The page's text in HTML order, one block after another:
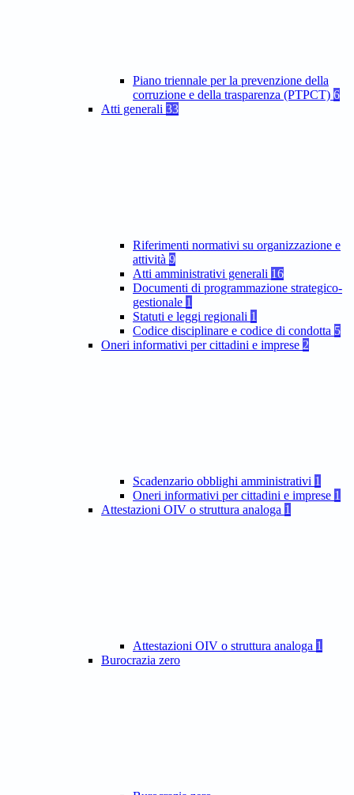
Piano triennale per la prevenzione della
corruzione e della trasparenza (PTPCT) 6
Atti generali 33
Riferimenti normativi su organizzazione e
attività 9
Atti amministrativi generali 16
Documenti di programmazione strategico-
gestionale 1
Statuti e leggi regionali 1
Codice disciplinare e codice di condotta 5
Oneri informativi per cittadini e imprese 2
Scadenzario obblighi amministrativi 1
Oneri informativi per cittadini e imprese 1
Attestazioni OIV o struttura analoga 1
Attestazioni OIV o struttura analoga 1
Burocrazia zero